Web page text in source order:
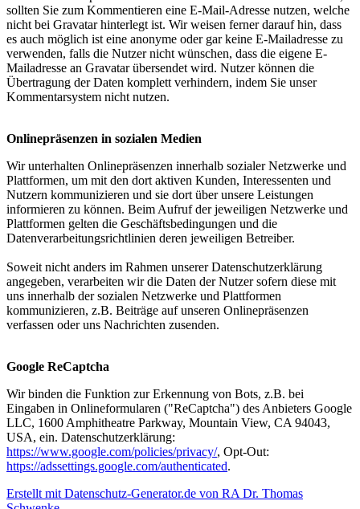
sollten Sie zum Kommentieren eine E-Mail-Adresse nutzen, welche
nicht bei Gravatar hinterlegt ist. Wir weisen ferner darauf hin, dass
es auch möglich ist eine anonyme oder gar keine E-Mailadresse zu
verwenden, falls die Nutzer nicht wünschen, dass die eigene E-
Mailadresse an Gravatar übersendet wird. Nutzer können die
Übertragung der Daten komplett verhindern, indem Sie unser
Kommentarsystem nicht nutzen.
Onlinepräsenzen in sozialen Medien
Wir unterhalten Onlinepräsenzen innerhalb sozialer Netzwerke und
Plattformen, um mit den dort aktiven Kunden, Interessenten und
Nutzern kommunizieren und sie dort über unsere Leistungen
informieren zu können. Beim Aufruf der jeweiligen Netzwerke und
Plattformen gelten die Geschäftsbedingungen und die
Datenverarbeitungsrichtlinien deren jeweiligen Betreiber.
Soweit nicht anders im Rahmen unserer Datenschutzerklärung
angegeben, verarbeiten wir die Daten der Nutzer sofern diese mit
uns innerhalb der sozialen Netzwerke und Plattformen
kommunizieren, z.B. Beiträge auf unseren Onlinepräsenzen
verfassen oder uns Nachrichten zusenden.
Google ReCaptcha
Wir binden die Funktion zur Erkennung von Bots, z.B. bei
Eingaben in Onlineformularen ("ReCaptcha") des Anbieters Google
LLC, 1600 Amphitheatre Parkway, Mountain View, CA 94043,
USA, ein. Datenschutzerklärung:
https://www.google.com/policies/privacy/, Opt-Out:
https://adssettings.google.com/authenticated.
Erstellt mit Datenschutz-Generator.de von RA Dr. Thomas